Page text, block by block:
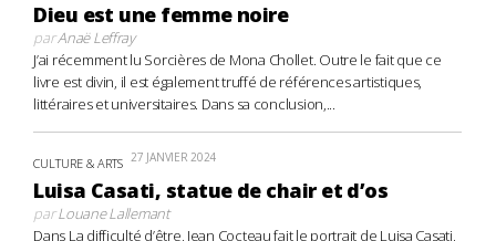
Dieu est une femme noire
parAnaë Leffray
J’ai récemment lu Sorcières de Mona Chollet. Outre le fait que ce
livre est divin, il est également truffé de références artistiques,
littéraires et universitaires. Dans sa conclusion,...
CULTURE & ARTS 27 JANVIER 2024
Luisa Casati, statue de chair et d’os
parLouane Lallemant
Dans La difficulté d’être, Jean Cocteau fait le portrait de Luisa Casati,